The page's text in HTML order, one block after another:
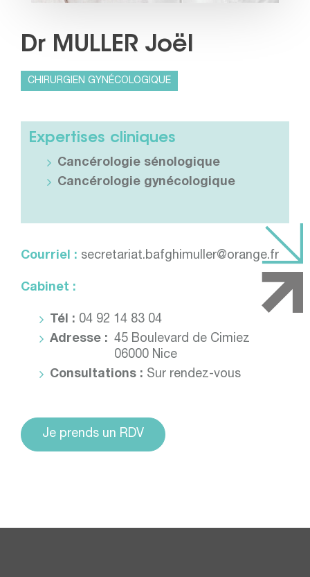
Dr MULLER Joël
CHIRURGIEN GYNÉCOLOGIQUE
Expertises cliniques
Cancérologie sénologique
Cancérologie gynécologique
Courriel : secretariat.bafghimuller@orange.fr
Cabinet :
Tél : 04 92 14 83 04
Adresse : 45 Boulevard de Cimiez
06000 Nice
Consultations : Sur rendez-vous
Je prends un RDV